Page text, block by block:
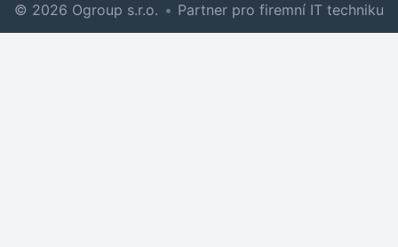
© 2026 Ogroup s.r.o. • Partner pro firemní IT techniku